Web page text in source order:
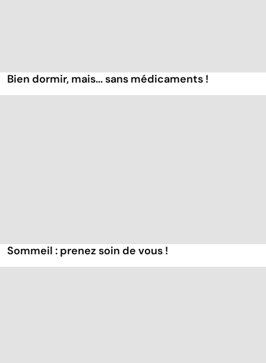
Bien dormir, mais... sans médicaments !
Sommeil : prenez soin de vous !